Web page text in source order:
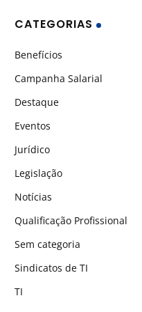
CATEGORIAS
Benefícios
Campanha Salarial
Destaque
Eventos
Jurídico
Legislação
Notícias
Qualificação Profissional
Sem categoria
Sindicatos de TI
TI